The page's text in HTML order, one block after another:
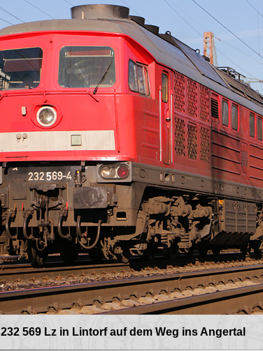
232 569 Lz in Lintorf auf dem Weg ins Angertal